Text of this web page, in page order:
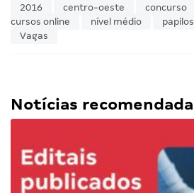
2016 centro-oeste concurso
cursos online
nível médio
Vagas
Notícias